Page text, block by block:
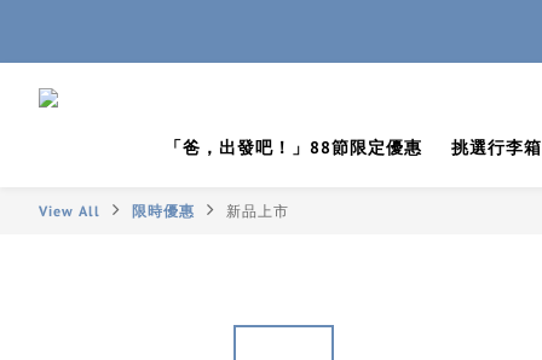
「爸，出發吧！」88節限定優惠 挑選行李箱
View All 限時優惠 新品上市